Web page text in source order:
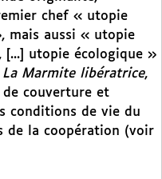
chef « utopie
mais aussi « utopie
[...] utopie écologique »
La Marmite libératrice,
de couverture et
conditions de vie du
de la coopération (voir